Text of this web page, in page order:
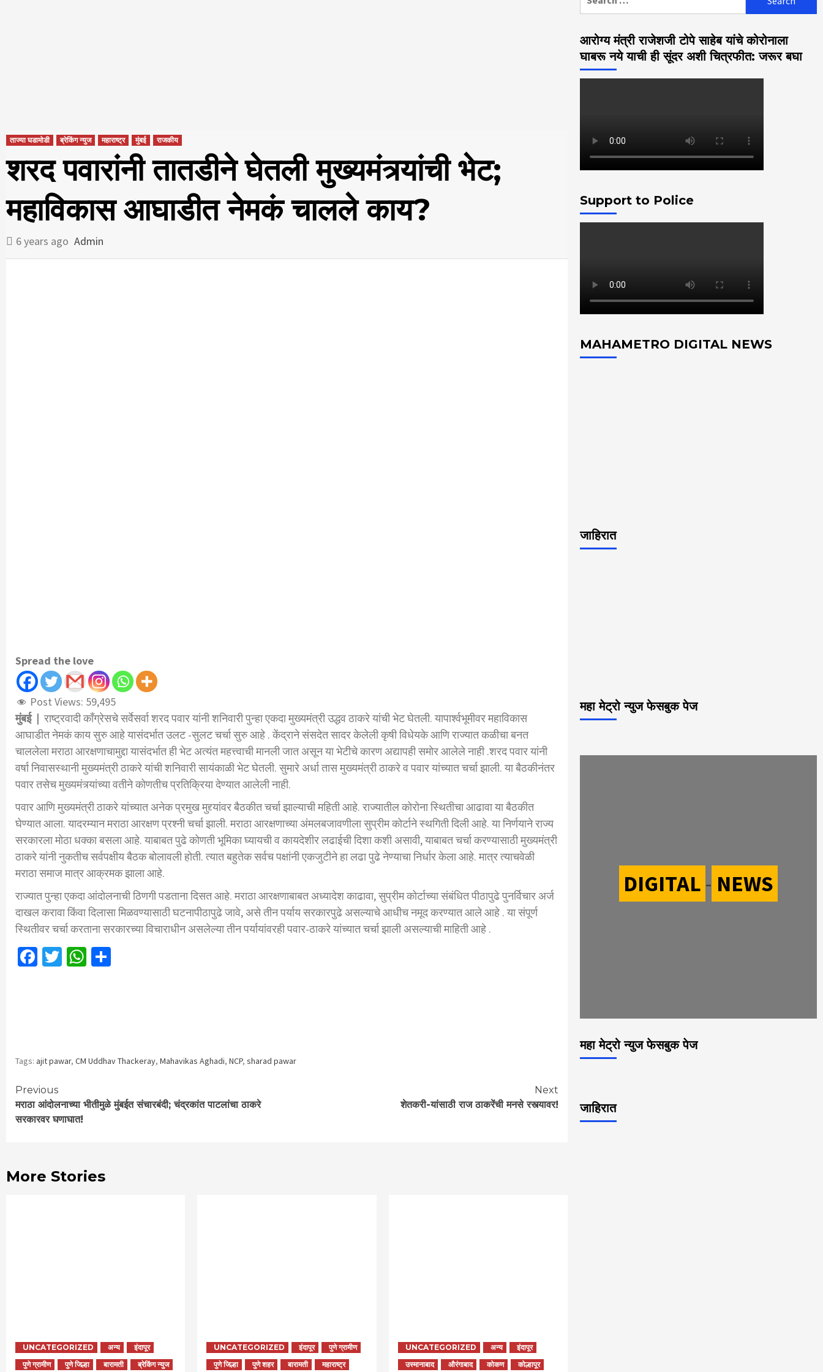
ताज्या घडामोडी ब्रेकिंग न्युज महाराष्ट्र मुंबई राजकीय
शरद पवारांनी तातडीने घेतली मुख्यमंत्र्यांची भेट;
महाविकास आघाडीत नेमकं चालले काय?
6 years ago Admin
Spread the love
Post Views: 59,495
मुंबई | राष्ट्रवादी काँग्रेसचे सर्वेसर्वा शरद पवार यांनी शनिवारी पुन्हा एकदा मुख्यमंत्री उद्धव ठाकरे यांची भेट घेतली. यापार्श्वभूमीवर महाविकास
आघाडीत नेमकं काय सुरु आहे यासंदर्भात उलट -सुलट चर्चा सुरु आहे . केंद्राने संसदेत सादर केलेली कृषी विधेयके आणि राज्यात कळीचा बनत
चाललेला मराठा आरक्षणाचामुद्दा यासंदर्भात ही भेट अत्यंत महत्त्वाची मानली जात असून या भेटीचे कारण अद्यापही समोर आलेले नाही .शरद पवार यांनी
वर्षा निवासस्थानी मुख्यमंत्री ठाकरे यांची शनिवारी सायंकाळी भेट घेतली. सुमारे अर्धा तास मुख्यमंत्री ठाकरे व पवार यांच्यात चर्चा झाली. या बैठकीनंतर
पवार तसेच मुख्यमंत्र्यांच्या वतीने कोणतीच प्रतिक्रिया देण्यात आलेली नाही.
पवार आणि मुख्यमंत्री ठाकरे यांच्यात अनेक प्रमुख मुद्द्यांवर बैठकीत चर्चा झाल्याची महिती आहे. राज्यातील कोरोना स्थितीचा आढावा या बैठकीत
घेण्यात आला. यादरम्यान मराठा आरक्षण प्रश्नी चर्चा झाली. मराठा आरक्षणाच्या अंमलबजावणीला सुप्रीम कोर्टाने स्थगिती दिली आहे. या निर्णयाने राज्य
सरकारला मोठा धक्का बसला आहे. याबाबत पुढे कोणती भूमिका घ्यायची व कायदेशीर लढाईची दिशा कशी असावी, याबाबत चर्चा करण्यासाठी मुख्यमंत्री
ठाकरे यांनी नुकतीच सर्वपक्षीय बैठक बोलावली होती. त्यात बहुतेक सर्वच पक्षांनी एकजुटीने हा लढा पुढे नेण्याचा निर्धार केला आहे. मात्र त्याचवेळी
मराठा समाज मात्र आक्रमक झाला आहे.
राज्यात पुन्हा एकदा आंदोलनाची ठिणगी पडताना दिसत आहे. मराठा आरक्षणाबाबत अध्यादेश काढावा, सुप्रीम कोर्टाच्या संबंधित पीठापुढे पुनर्विचार अर्ज
दाखल करावा किंवा दिलासा मिळवण्यासाठी घटनापीठापुढे जावे, असे तीन पर्याय सरकारपुढे असल्याचे आधीच नमूद करण्यात आले आहे . या संपूर्ण
स्थितीवर चर्चा करताना सरकारच्या विचाराधीन असलेल्या तीन पर्यायांवरही पवार-ठाकरे यांच्यात चर्चा झाली असल्याची माहिती आहे .
Facebook
TwitterWhatsApp
Tags: ajit pawar, CM Uddhav Thackeray, Mahavikas Aghadi, NCP, sharad pawar
Continue
Reading
Previous
मराठा आंदोलनाच्या भीतीमुळे मुंबईत संचारबंदी; चंद्रकांत पाटलांचा ठाकरे
सरकारवर घणाघात!
Next
शेतकरी-यांसाठी राज ठाकरेंची मनसे रस्त्यावर!
More Stories
UNCATEGORIZED अन्य
इंदापूर
पुणे ग्रामीण
पुणे जिल्हा बारामती
ब्रेकिंग न्युज
UNCATEGORIZED इंदापूर
पुणे ग्रामीण
पुणे जिल्हा
पुणे शहर बारामती
महाराष्ट्र
UNCATEGORIZED अन्य
इंदापूर
उस्मानाबाद
औरंगाबाद कोकण
कोल्हापूर
आरोग्य मंत्री राजेशजी टोपे साहेब यांचे कोरोनाला
घाबरू नये याची ही सूंदर अशी चित्रफीत: जरूर बघा
Support to Police
MAHAMETRO DIGITAL NEWS
जाहिरात
महा मेट्रो न्युज फेसबुक पेज
DIGITAL - NEWS
महा मेट्रो न्युज फेसबुक पेज
जाहिरात